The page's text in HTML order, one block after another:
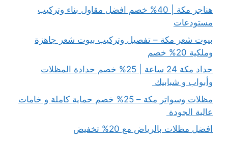
هناجر مكة | 40% خصم افضل مقاول بناء وتركيب
مستودعات
بيوت شعر مكة – تفصيل وتركيب بيوت شعر جاهزة
وملكية 20% خصم
حداد مكة 24 ساعة | 25% خصم حدادة المظلات
وأبواب و شبابيك
مظلات وسواتر مكة – 25% خصم حماية كاملة و خامات
عالية الجودة
افضل مظلات بالرياض مع 20% تخفيض